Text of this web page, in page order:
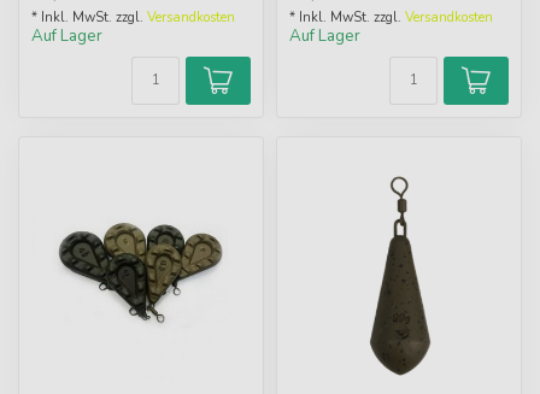
* Inkl. MwSt. zzgl. Versandkosten
Auf Lager
* Inkl. MwSt. zzgl. Versandkosten
Auf Lager